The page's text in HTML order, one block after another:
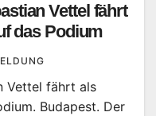
Vettel fährt
das Podium
Vettel fährt als
Budapest. Der